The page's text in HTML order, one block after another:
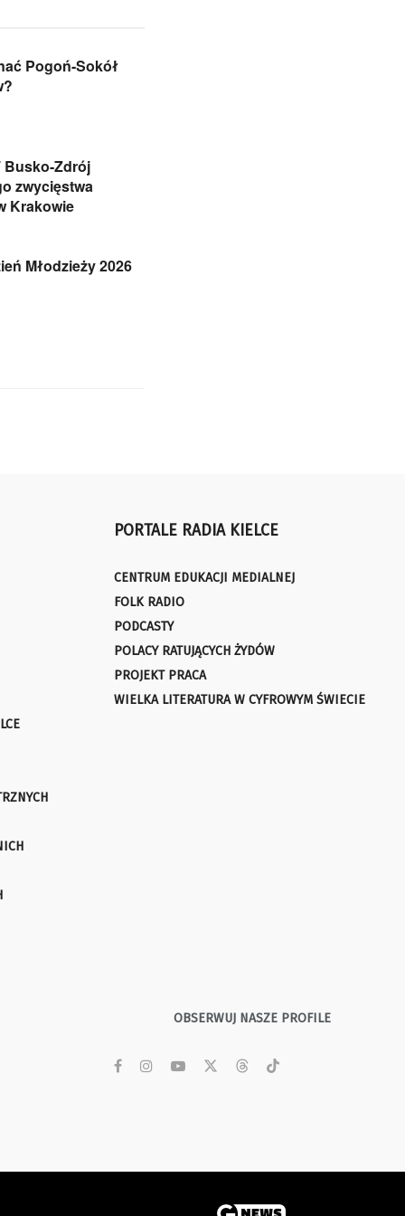
Pogoń-Sokół
Busko-Zdrój
zwycięstwa
Krakowie
Młodzieży 2026
PORTALE RADIA KIELCE
CENTRUM EDUKACJI MEDIALNEJ
FOLK RADIO
PODCASTY
POLACY RATUJĄCYCH ŻYDÓW
PROJEKT PRACA
WIELKA LITERATURA W CYFROWYM ŚWIECIE
OBSERWUJ NASZE PROFILE